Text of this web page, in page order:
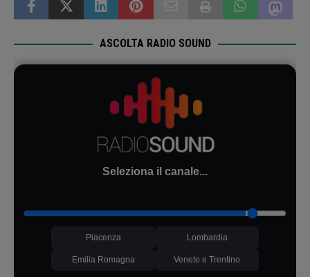
ASCOLTA RADIO SOUND
Seleziona il canale...
Piacenza Lombardia
Emilia Romagna Veneto e Trentino